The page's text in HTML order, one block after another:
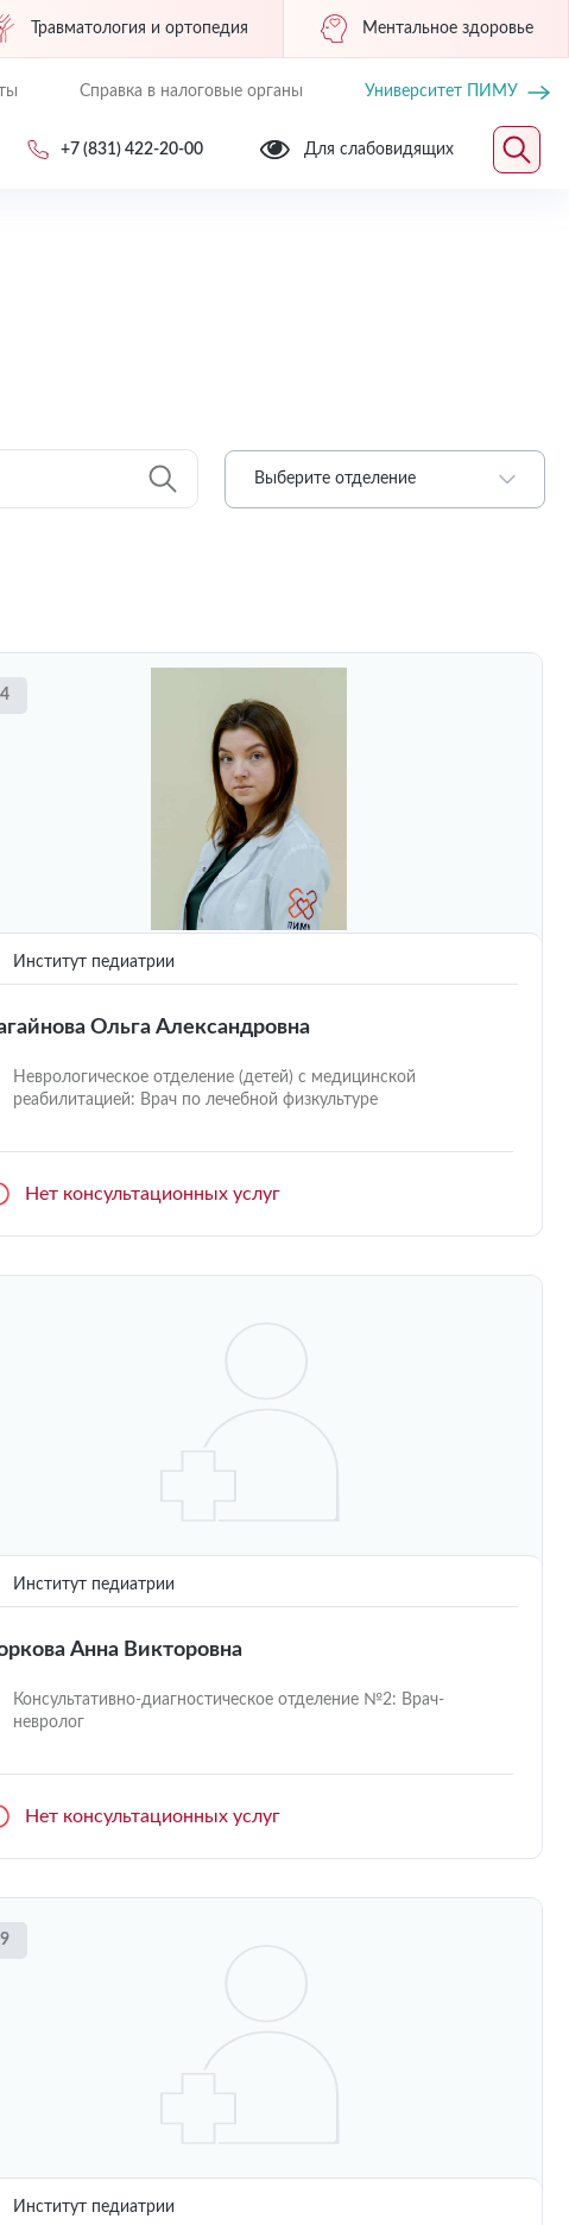
Травматология и ортопедия Ментальное здоровье
Справка в налоговые органы Университет ПИМУ
+7 (831) 422-20-00 Для слабовидящих
Выберите отделение
Институт педиатрии
Ольга Александровна
Неврологическое отделение (детей) с медицинской
реабилитацией: Врач по лечебной физкультуре
Нет консультационных услуг
Институт педиатрии
Анна Викторовна
Консультативно-диагностическое отделение №2: Врач-
невролог
Нет консультационных услуг
Институт педиатрии